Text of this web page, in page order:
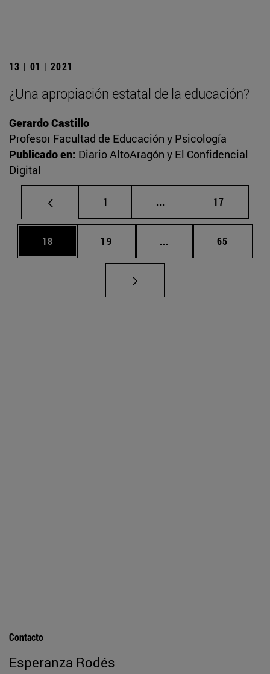
13 | 01 | 2021
¿Una apropiación estatal de la educación?
Gerardo Castillo
Profesor Facultad de Educación y Psicología
Publicado en: Diario AltoAragón y El Confidencial
Digital
Página
1 ... Páginas intermedias
Página
17
Página
18 Página
19 ... Páginas intermedias
Página
65
Contacto
Esperanza Rodés